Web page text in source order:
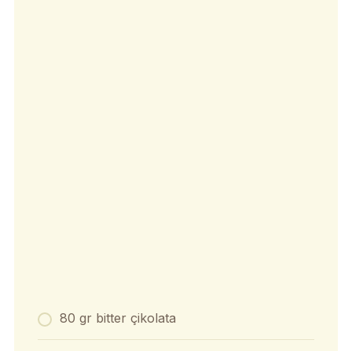
80 gr bitter çikolata